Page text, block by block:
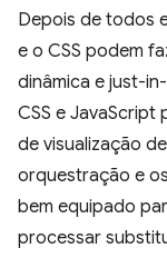
Depois de todos
e o CSS podem
dinâmica e just-
CSS e JavaScript
de visualização
orquestração e
bem equipado
processar